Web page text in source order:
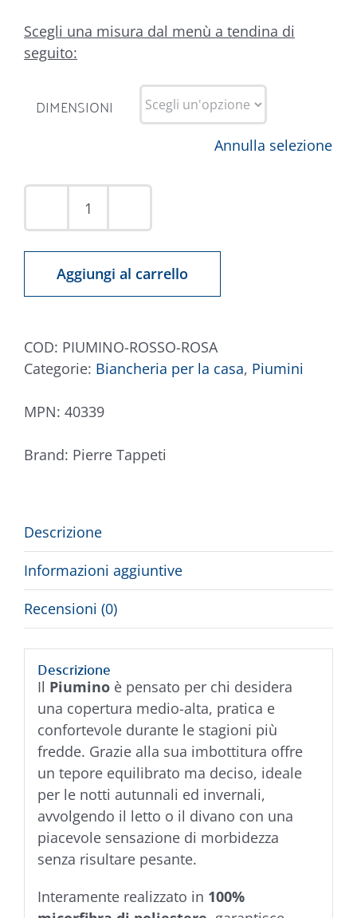
Scegli una misura dal menù a tendina di
seguito:
DIMENSIONI
Annulla selezione
Piumino
CasaChic
quantità
Aggiungi al carrello
COD: PIUMINO-ROSSO-ROSA
Categorie: Biancheria per la casa, Piumini
MPN: 40339
Brand: Pierre Tappeti
Descrizione
Informazioni aggiuntive
Recensioni (0)
Descrizione
Il Piuminoè pensato per chi desidera
una copertura medio-alta, pratica e
confortevole durante le stagioni più
fredde. Grazie alla sua imbottitura offre
un tepore equilibrato ma deciso, ideale
per le notti autunnali ed invernali,
avvolgendo il letto o il divano con una
piacevole sensazione di morbidezza
senza risultare pesante.
Interamente realizzato in 100%